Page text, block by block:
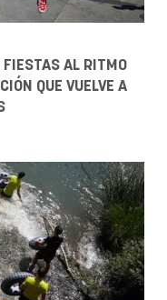
FIESTAS AL RITMO
QUE VUELVE A